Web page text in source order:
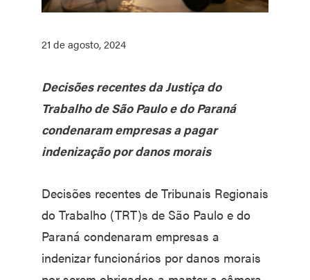
21 de agosto, 2024
Decisões recentes da Justiça do
Trabalho de São Paulo e do Paraná
condenaram empresas a pagar
indenização por danos morais
Decisões recentes de Tribunais Regionais
do Trabalho (TRT)s de São Paulo e do
Paraná condenaram empresas a
indenizar funcionários por danos morais